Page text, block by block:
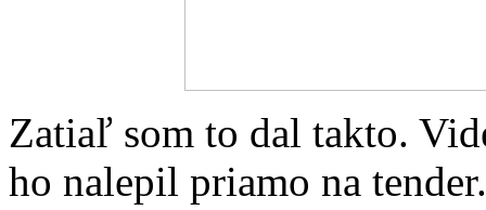
Zatiaľ som to dal takto.
ho nalepil priamo na